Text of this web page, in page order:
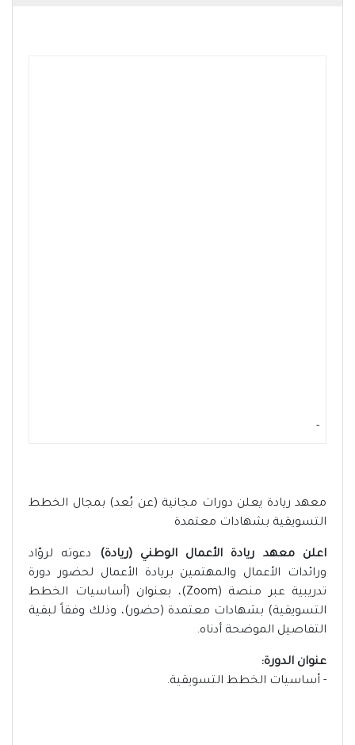
-
معهد ريادة يعلن دورات مجانية (عن بُعد) بمجال الخطط
التسويقية بشهادات معتمدة
اعلن معهد ريادة الأعمال الوطني (ريادة) دعوته لروّاد
ورائدات الأعمال والمهتمين بريادة الأعمال لحضور دورة
تدريبية عبر منصة (Zoom)، بعنوان (أساسيات الخطط
التسويقية) بشهادات معتمدة (حضور)، وذلك وفقاً لبقية
التفاصيل الموضحة أدناه.
عنوان الدورة:
- أساسيات الخطط التسويقية.